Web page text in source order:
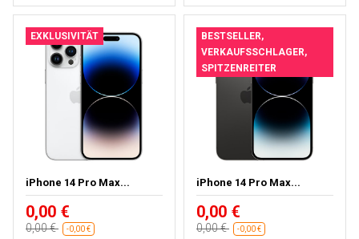
EXKLUSIVITÄT
iPhone 14 Pro Max...
0,00 €
0,00 € -0,00 €
BESTSELLER,
VERKAUFSSCHLAGER,
SPITZENREITER
iPhone 14 Pro Max...
0,00 €
0,00 € -0,00 €